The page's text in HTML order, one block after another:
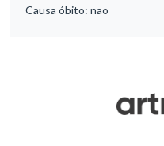
Causa óbito: nao